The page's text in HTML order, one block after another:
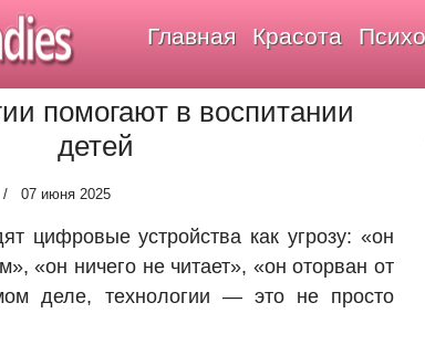
Главная Красота
помогают в воспитании
детей
07 июня 2025
цифровые устройства как угрозу: «он
«он ничего не читает», «он оторван от
деле, технологии — это не просто